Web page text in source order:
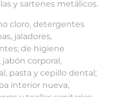
y sartenes metálicos.
cloro, detergentes
jaladores,
de higiene
corporal,
pasta y cepillo dental;
interior nueva,